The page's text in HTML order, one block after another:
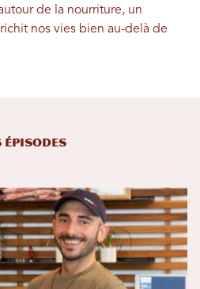
de la nourriture, un
nos vies bien au-delà de
épisodes